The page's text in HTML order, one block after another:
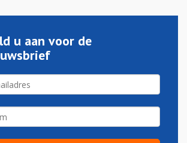
u aan voor de